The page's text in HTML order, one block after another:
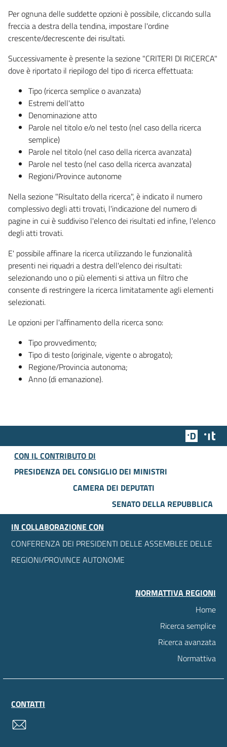
Per ognuna delle suddette opzioni è possibile, cliccando sulla
freccia a destra della tendina, impostare l'ordine
crescente/decrescente dei risultati.
Successivamente è presente la sezione "CRITERI DI RICERCA"
dove è riportato il riepilogo del tipo di ricerca effettuata:
Tipo (ricerca semplice o avanzata)
Estremi dell'atto
Denominazione atto
Parole nel titolo e/o nel testo (nel caso della ricerca
semplice)
Parole nel titolo (nel caso della ricerca avanzata)
Parole nel testo (nel caso della ricerca avanzata)
Regioni/Province autonome
Nella sezione "Risultato della ricerca", è indicato il numero
complessivo degli atti trovati, l'indicazione del numero di
pagine in cui è suddiviso l'elenco dei risultati ed infine, l'elenco
degli atti trovati.
E' possibile affinare la ricerca utilizzando le funzionalità
presenti nei riquadri a destra dell'elenco dei risultati:
selezionando uno o più elementi si attiva un filtro che
consente di restringere la ricerca limitatamente agli elementi
selezionati.
Le opzioni per l'affinamento della ricerca sono:
Tipo provvedimento;
Tipo di testo (originale, vigente o abrogato);
Regione/Provincia autonoma;
Anno (di emanazione).
Team
CON IL CONTRIBUTO DI
PRESIDENZA DEL CONSIGLIO DEI MINISTRI
CAMERA DEI DEPUTATI
SENATO DELLA REPUBBLICA
IN COLLABORAZIONE CON
CONFERENZA DEI PRESIDENTI DELLE ASSEMBLEE DELLE
REGIONI/PROVINCE AUTONOME
NORMATTIVA REGIONI
Home
Ricerca semplice
Ricerca avanzata
Normattiva
CONTATTI